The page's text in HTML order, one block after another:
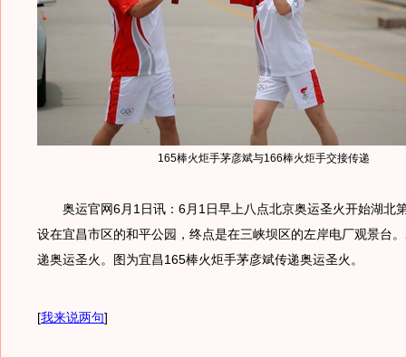
165棒火炬手茅彦斌与166棒火炬手交接传递
奥运官网6月1日讯：6月1日早上八点北京奥运圣火开始湖北
设在宜昌市区的和平公园，终点是在三峡坝区的左岸电厂观景台
递奥运圣火。图为宜昌165棒火炬手茅彦斌传递奥运圣火。
[我来说两句]